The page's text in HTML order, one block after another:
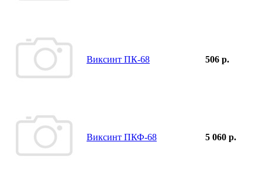
Виксинт ПК-68 506 р.
Виксинт ПКФ-68 5 060 р.